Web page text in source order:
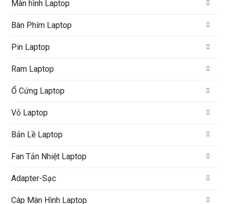
Màn hình Laptop
Bàn Phím Laptop
Pin Laptop
Ram Laptop
Ổ Cứng Laptop
Vỏ Laptop
Bản Lề Laptop
Fan Tản Nhiệt Laptop
Adapter-Sạc
Cáp Màn Hình Laptop